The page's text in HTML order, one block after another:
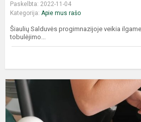
Paskelbta: 2022-11-04
Kategorija: Apie mus rašo
Šiaulių Salduvės progimnazijoje veikia
tobulėjimo...